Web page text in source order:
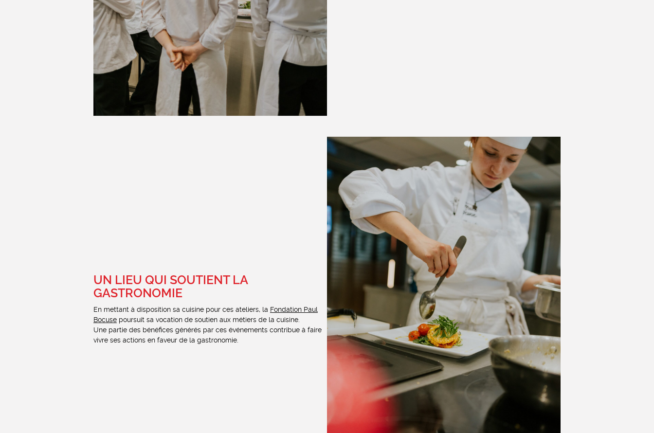
UN LIEU QUI SOUTIENT LA
GASTRONOMIE
En mettant à disposition sa cuisine pour ces ateliers, la Fondation Paul
Bocuse poursuit sa vocation de soutien aux métiers de la cuisine.
Une partie des bénéfices générés par ces événements contribue à faire
vivre ses actions en faveur de la gastronomie.